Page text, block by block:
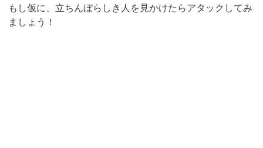
もし仮に、立ちんぼらしき人を見かけたらアタックしてみ
ましょう！